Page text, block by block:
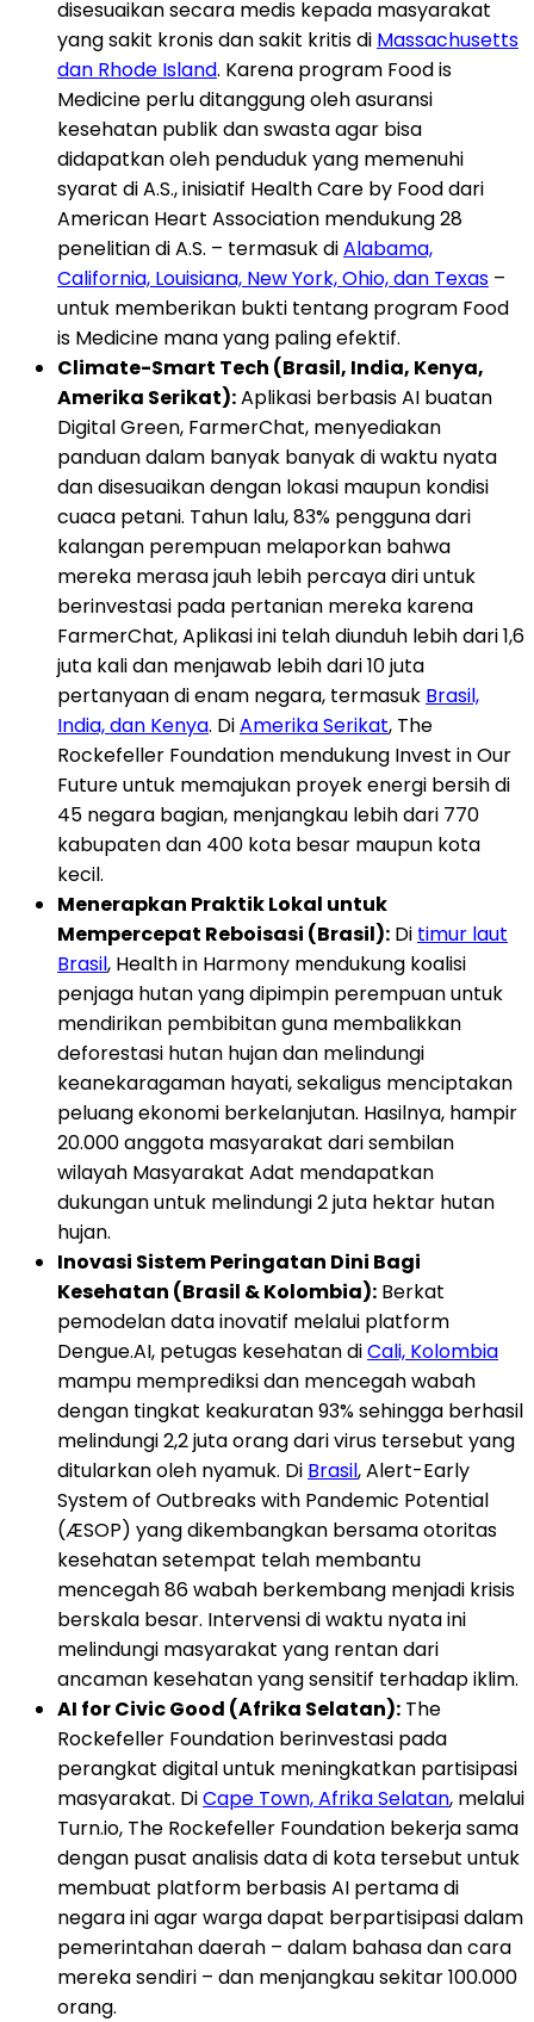
disesuaikan secara medis kepada masyarakat
yang sakit kronis dan sakit kritis di Massachusetts
dan Rhode Island. Karena program Food is
Medicine perlu ditanggung oleh asuransi
kesehatan publik dan swasta agar bisa
didapatkan oleh penduduk yang memenuhi
syarat di A.S., inisiatif Health Care by Food dari
American Heart Association mendukung 28
penelitian di A.S. – termasuk diAlabama,
California, Louisiana, New York, Ohio, dan Texas –
untuk memberikan bukti tentang program Food
is Medicine mana yang paling efektif.
Climate-Smart Tech (Brasil, India, Kenya,
Amerika Serikat):Aplikasi berbasis AI buatan
Digital Green, FarmerChat, menyediakan
panduan dalam banyak banyak di waktu nyata
dan disesuaikan dengan lokasi maupun kondisi
cuaca petani. Tahun lalu, 83% pengguna dari
kalangan perempuan melaporkan bahwa
mereka merasa jauh lebih percaya diri untuk
berinvestasi pada pertanian mereka karena
FarmerChat, Aplikasi ini telah diunduh lebih dari 1,6
juta kali dan menjawab lebih dari 10 juta
pertanyaan di enam negara, termasuk Brasil,
India, dan Kenya. DiAmerika Serikat, The
Rockefeller Foundation mendukung Invest in Our
Future untuk memajukan proyek energi bersih di
45 negara bagian, menjangkau lebih dari 770
kabupaten dan 400 kota besar maupun kota
kecil.
Menerapkan Praktik Lokal untuk
Mempercepat Reboisasi (Brasil): Di timur laut
Brasil, Health in Harmony mendukung koalisi
penjaga hutan yang dipimpin perempuan untuk
mendirikan pembibitan guna membalikkan
deforestasi hutan hujan dan melindungi
keanekaragaman hayati, sekaligus menciptakan
peluang ekonomi berkelanjutan. Hasilnya, hampir
20.000 anggota masyarakat dari sembilan
wilayah Masyarakat Adat mendapatkan
dukungan untuk melindungi 2 juta hektar hutan
hujan.
Inovasi Sistem Peringatan Dini Bagi
Kesehatan (Brasil & Kolombia): Berkat
pemodelan data inovatif melalui platform
Dengue.AI, petugas kesehatan diCali, Kolombia
mampu memprediksi dan mencegah wabah
dengan tingkat keakuratan 93% sehingga berhasil
melindungi 2,2 juta orang dari virus tersebut yang
ditularkan oleh nyamuk. Di Brasil, Alert-Early
System of Outbreaks with Pandemic Potential
(ÆSOP) yang dikembangkan bersama otoritas
kesehatan setempat telah membantu
mencegah 86 wabah berkembang menjadi krisis
berskala besar. Intervensi di waktu nyata ini
melindungi masyarakat yang rentan dari
ancaman kesehatan yang sensitif terhadap iklim.
AI for Civic Good (Afrika Selatan): The
Rockefeller Foundation berinvestasi pada
perangkat digital untuk meningkatkan partisipasi
masyarakat. DiCape Town, Afrika Selatan, melalui
Turn.io, The Rockefeller Foundation bekerja sama
dengan pusat analisis data di kota tersebut untuk
membuat platform berbasis AI pertama di
negara ini agar warga dapat berpartisipasi dalam
pemerintahan daerah – dalam bahasa dan cara
mereka sendiri – dan menjangkau sekitar 100.000
orang.